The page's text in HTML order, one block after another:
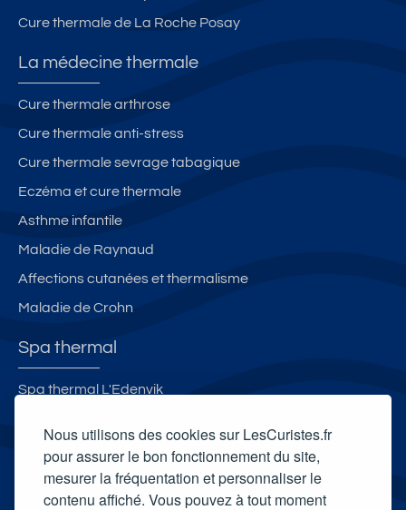
Nous utilisons des cookies sur LesCuristes.fr
pour assurer le bon fonctionnement du site,
mesurer la fréquentation et personnaliser le
contenu affiché. Vous pouvez à tout moment
Cure thermale de La Roche Posay
La médecine thermale
Cure thermale arthrose
Cure thermale anti-stress
Cure thermale sevrage tabagique
Eczéma et cure thermale
Asthme infantile
Maladie de Raynaud
Affections cutanées et thermalisme
Maladie de Crohn
Spa thermal
Spa thermal L'Edenvik
Spa thermal Les Bains du Couloubret
Carte cadeau spa Vichy